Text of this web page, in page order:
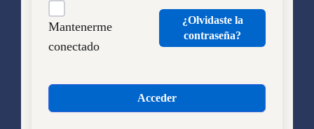
Mantenerme
conectado
¿Olvidaste la
contraseña?
Acceder